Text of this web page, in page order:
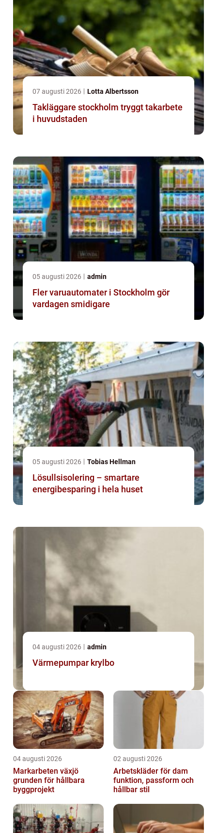
07 augusti 2026 Lotta Albertsson
Takläggare stockholm tryggt takarbete
i huvudstaden
05 augusti 2026 admin
Fler varuautomater i Stockholm gör
vardagen smidigare
05 augusti 2026 Tobias Hellman
Lösullsisolering – smartare
energibesparing i hela huset
04 augusti 2026 admin
Värmepumpar krylbo
04 augusti 2026
Markarbeten växjö
grunden för hållbara
byggprojekt
02 augusti 2026
Arbetskläder för dam
funktion, passform och
hållbar stil